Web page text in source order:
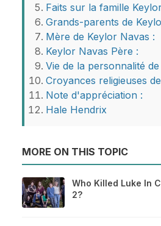
Faits sur la famille
Grands-parents de
Mère de Keylor Navas :
Keylor Navas Père :
Vie de la personnalité
Croyances religieuses
Note d'appréciation :
Hale Hendrix
MORE ON THIS TOPIC
Who Killed Luke In
2?